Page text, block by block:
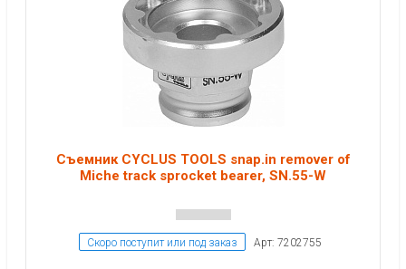
Съемник CYCLUS TOOLS snap.in remover of
Miche track sprocket bearer, SN.55-W
Скоро поступит или под заказ Арт: 7202755